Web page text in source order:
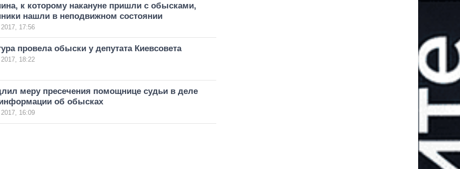
к которому накануне пришли с обысками,
нашли в неподвижном состоянии
17:56
провела обыски у депутата Киевсовета
18:22
меру пресечения помощнице судьи в деле
об обысках
16:09